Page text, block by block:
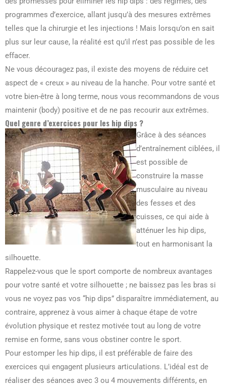
programmes d’exercice, allant jusqu’à des mesures extrêmes
telles que la chirurgie et les injections ! Mais lorsqu’on en sait
plus sur leur cause, la réalité est qu’il n’est pas possible de les
effacer.
Ne vous découragez pas, il existe des moyens de réduire cet
aspect de « creux » au niveau de la hanche. Pour votre santé et
votre bien-être à long terme, nous vous recommandons de vous
maintenir (body) positive et de ne pas recourir aux extrêmes.
Quel genre d’exercices pour les hip dips ?
Grâce à des séances
d’entraînement ciblées, il
est possible de
construire la masse
musculaire au niveau
des fesses et des
cuisses, ce qui aide à
atténuer les hip dips,
tout en harmonisant la
silhouette.
Rappelez-vous que le sport comporte de nombreux avantages
pour votre santé et votre silhouette ; ne baissez pas les bras si
vous ne voyez pas vos “hip dips” disparaître immédiatement, au
contraire, apprenez à vous aimer à chaque étape de votre
évolution physique et restez motivée tout au long de votre
remise en forme, sans vous obstiner contre le sport.
Pour estomper les hip dips, il est préférable de faire des
exercices qui engagent plusieurs articulations. L’idéal est de
réaliser des séances avec 3 ou 4 mouvements différents, en